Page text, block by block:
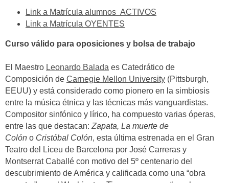
Link a Matrícula alumnos ACTIVOS
Link a Matrícula OYENTES
Curso válido para oposiciones y bolsa de trabajo
El Maestro Leonardo Balada es Catedrático de
Composición de Carnegie Mellon University (Pittsburgh,
EEUU) y está considerado como pionero en la simbiosis
entre la música étnica y las técnicas más vanguardistas.
Compositor sinfónico y lírico, ha compuesto varias óperas,
entre las que destacan: Zapata, La muerte de
Colón o Cristóbal Colón, esta última estrenada en el Gran
Teatro del Liceu de Barcelona por José Carreras y
Montserrat Caballé con motivo del 5º centenario del
descubrimiento de América y calificada como una “obra